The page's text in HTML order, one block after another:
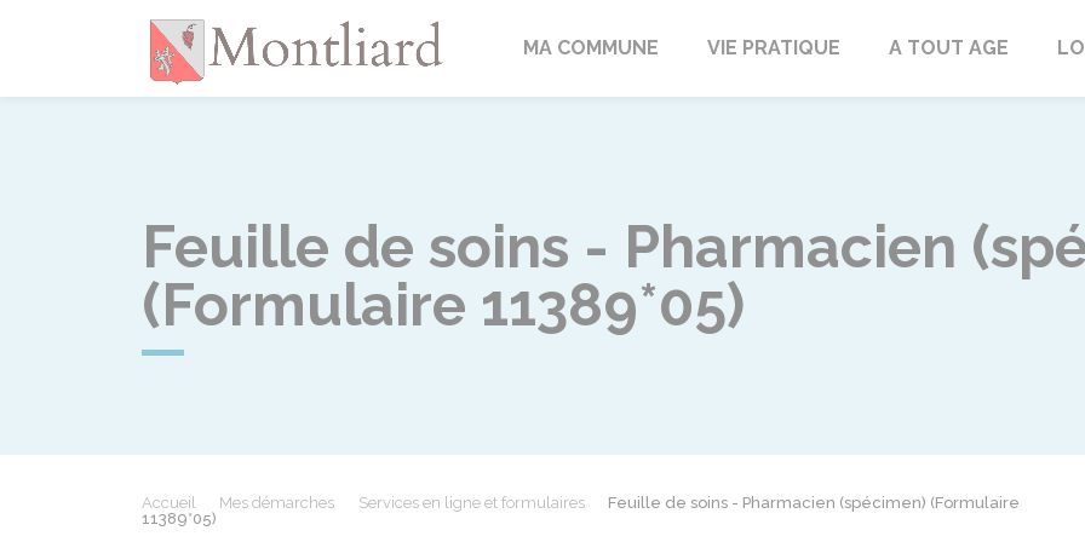
MontliardMA COMMUNE VIE PRATIQUE A TOUT AGE
Feuille de soins - Pharmacien
(Formulaire 11389*05)
Accueil Mes démarches Services en ligne et formulaires
Feuille de soins - Pharmacien (spécimen) (Formulaire
11389*05)